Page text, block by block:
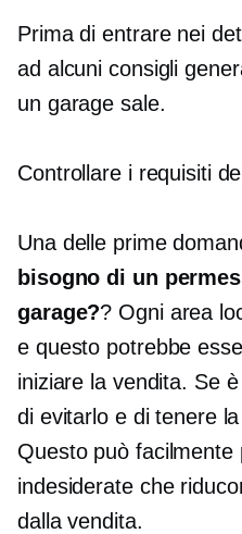
Prima di entrare nei
ad alcuni consigli
un garage sale.
Controllare i requisiti
Una delle prime
bisogno di un
garage?? Ogni area
e questo potrebbe
iniziare la vendita. Se
di evitarlo e di tenere
Questo può facilmente
indesiderate che
dalla vendita.